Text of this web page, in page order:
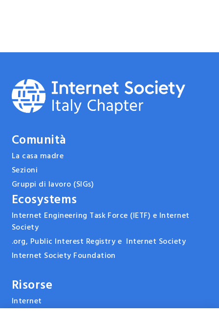
Comunità
La casa madre
Sezioni
Gruppi di lavoro (SIGs)
Ecosystems
Internet Engineering Task Force (IETF) e Internet
Society
.org, Public Interest Registry e Internet Society
Internet Society Foundation
Risorse
Internet